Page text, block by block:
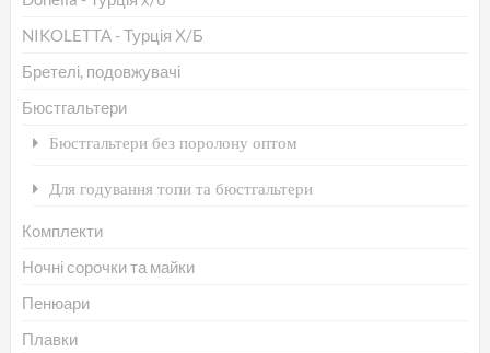
NIKOLETTA - Турція Х/Б
Бретелі, подовжувачі
Бюстгальтери
Бюстгальтери без поролону оптом
Для годування топи та бюстгальтери
Комплекти
Ночні сорочки та майки
Пенюари
Плавки